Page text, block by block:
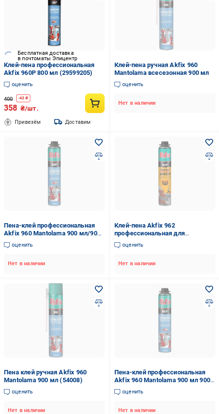
Бесплатная доставка
в почтоматы Эпицентр
Клей-пена профессиональная
Akfix 960Р 800 мл (29599205)
оценить
400 -42 ₴
358 ₴/шт.
Привезём Доставим
Клей-пена ручная Akfix 960
Mantolama всесезонная 900 мл
оценить
Нет в наличии
Пена-клей профессиональная
Akfix 960 Mantolama 900 мл/900
г (054007)
оценить
Нет в наличии
Клей-пена Akfix 962
профессиональная для
газоблоков и бетона 900 г
(74438)
оценить
Нет в наличии
Пена клей ручная Akfix 960
Mantolama 900 мл (54008)
оценить
Нет в наличии
Пена-клей профессиональная
Akfix 960 Mantolama 900 мл 900 г
(54007)
оценить
Нет в наличии